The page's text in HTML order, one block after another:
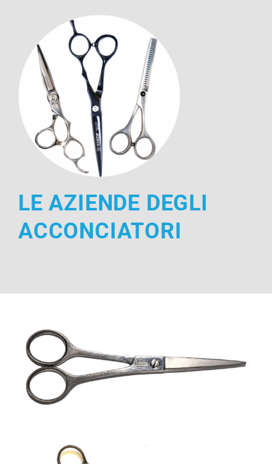
LE AZIENDE DEGLI
ACCONCIATORI